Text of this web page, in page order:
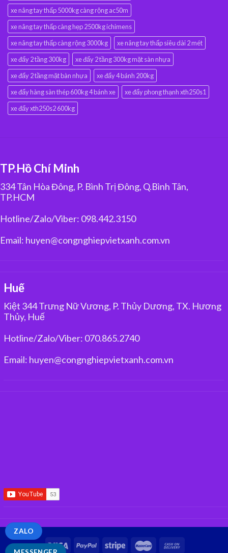
xe nâng tay thấp 5000kg càng rộng ac50m
xe nâng tay thấp càng hẹp 2500kg ichimens
xe nâng tay thấp càng rộng 3000kg
xe nâng tay thấp siêu dài 2 mét
xe đẩy 2 tầng 300kg
xe đẩy 2 tầng 300kg mặt sàn nhựa
xe đẩy 2 tầng mặt bàn nhựa
xe đẩy 4 bánh 200kg
xe đẩy hàng sàn thép 600kg 4 bánh xe
xe đẩy phong thạnh xth250s1
xe đẩy xth250s2 600kg
TP.Hồ Chí Minh
334 Tân Hòa Đông, P. Bình Trị Đông, Q.Bình Tân,
TP.HCM
Hotline/Zalo/Viber: 098.442.3150
Email: huyen@congnghiepvietxanh.com.vn
Huế
Kiệt 344 Trưng Nữ Vương, P. Thủy Dương, TX. Hương
Thủy, Huế
Hotline/Zalo/Viber: 070.865.2740
Email: huyen@congnghiepvietxanh.com.vn
ZALO